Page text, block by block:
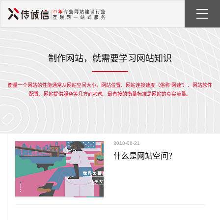
制作网站，就需要学习网站知识
衡量一个网站的性能通常从网站空间大小、网站位置、网站连接速度（俗称“网速”）、网站软件
配置、网站提供服务等几方面考虑，最直接的衡量标准是网站的真实流量。
2010-06-21
什么是网站空间？